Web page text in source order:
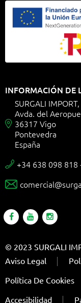
INFORMACIÓN DE

SURGALI IMPORT,
Avda. del
36317 Vigo
Pontevedra
España
 +34 638 098 818

© 2023 SURGALI
Aviso Legal
Política De Cookies
Accesibilidad